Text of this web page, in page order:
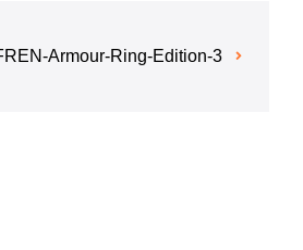
Armour-Ring-Edition-3